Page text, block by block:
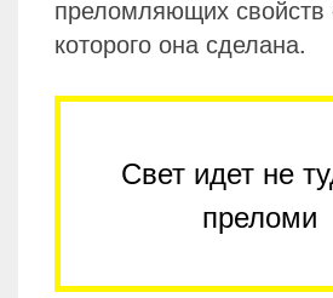
преломляющих свойств
которого она сделана.
Свет идет не
преломи